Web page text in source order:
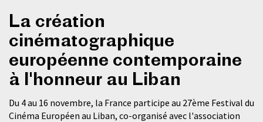
La création
cinématographique
européenne contemporaine
à l'honneur au Liban
Du 4 au 16 novembre, la France participe au 27ème Festival du
Cinéma Européen au Liban, co-organisé avec l'association